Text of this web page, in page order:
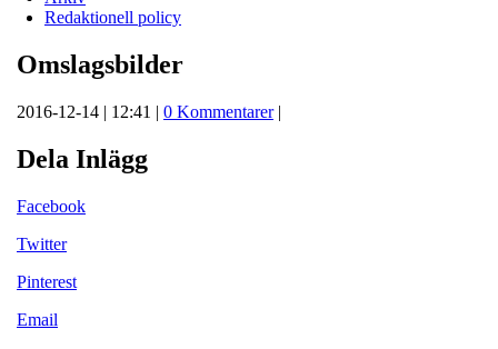
Redaktionell policy
Omslagsbilder
2016-12-14 | 12:41 | 0 Kommentarer|
Dela Inlägg
Facebook
Twitter
Pinterest
Email